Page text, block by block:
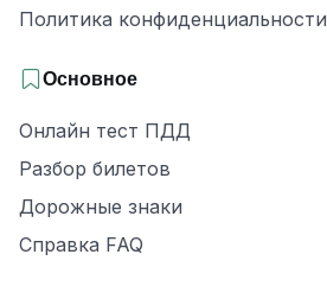
Политика конфиденциальности
Основное
Онлайн тест ПДД
Разбор билетов
Дорожные знаки
Справка FAQ